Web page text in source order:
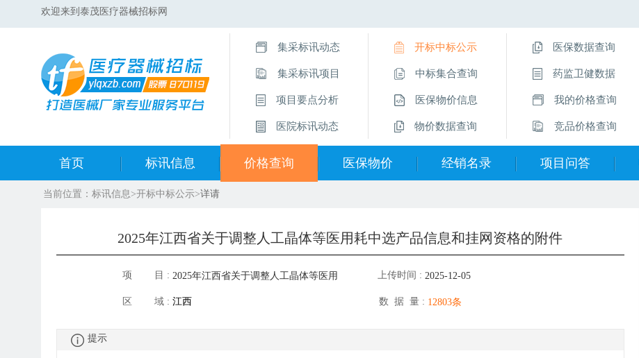
欢迎来到泰茂医疗器械招标网
集采标讯动态
集采标讯项目
项目要点分析
医院标讯动态
开标中标公示
中标集合查询
医保物价信息
物价数据查询
医保数据查询
药监卫健数据
我的价格查询
竞品价格查询
首页 标讯信息
集采标讯动态
集采标讯项目
医院标讯动态
价格查询
开标中标公示
目录集合查询
医保物价
物价数据查询
医保数据查询
经销名录
直采价供应商
项目问答
项目问答
当前位置： 标讯信息>开标中标公示>详请
2025年江西省关于调整人工晶体等医用耗中选产品信息和挂网资格的附件
项 目 : 2025年江西省关于调整人工晶体等医用
耗中选产品信息和挂网资格的附件
上传时间 : 2025-12-05
区 域 : 江西 数 据 量 : 12803条
提示